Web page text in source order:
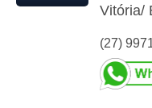
Vitória/
(27)